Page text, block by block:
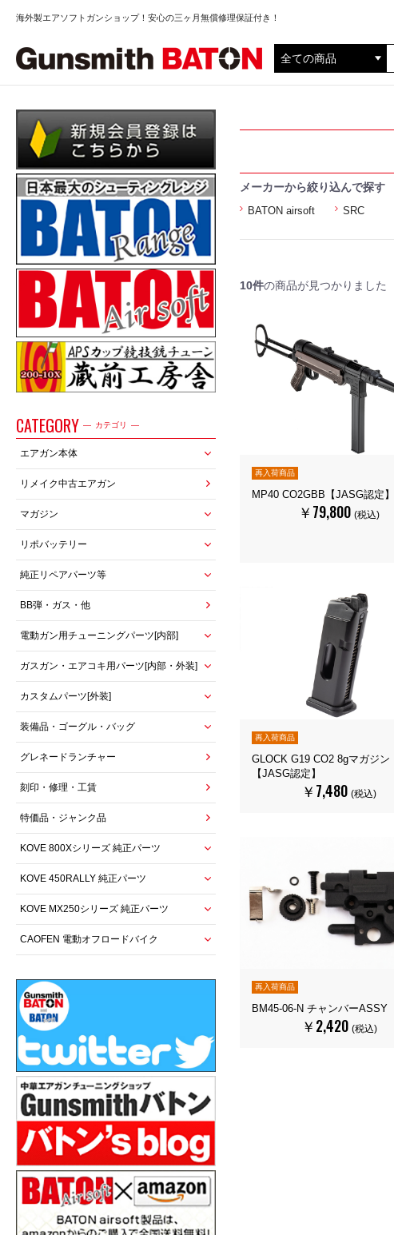
海外製エアソフトガンショップ！安心の三ヶ月無償修理保証付き！
CATEGORY カテゴリ
エアガン本体
リメイク中古エアガン
マガジン
リポバッテリー
純正リペアパーツ等
BB弾・ガス・他
電動ガン用チューニングパーツ[内部]
ガスガン・エアコキ用パーツ[内部・外装]
カスタムパーツ[外装]
装備品・ゴーグル・バッグ
グレネードランチャー
刻印・修理・工賃
特価品・ジャンク品
KOVE 800Xシリーズ 純正パーツ
KOVE 450RALLY 純正パーツ
KOVE MX250シリーズ 純正パーツ
CAOFEN 電動オフロードバイク
メーカーから絞り込んで探す
BATON airsoft SRC
10件の商品が見つかりました
再入荷商品
MP40 CO2GBB【JASG認定】
￥79,800 (税込)
再入荷商品
GLOCK G19 CO2 8gマガジン
【JASG認定】
￥7,480 (税込)
再入荷商品
BM45-06-N チャンバーASSY
￥2,420 (税込)